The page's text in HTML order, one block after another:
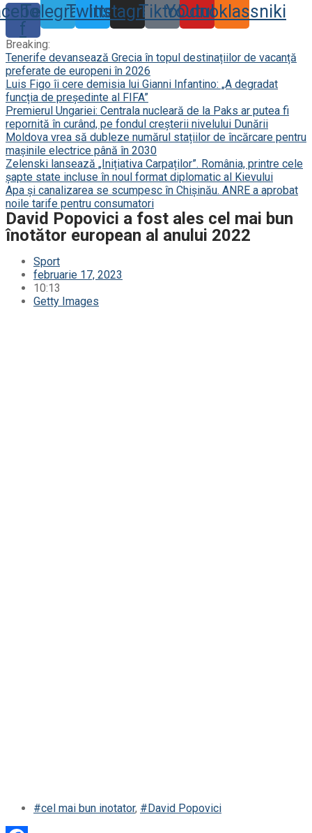
f
TelegramTwitter
Instagram
TiktokYoutube
Odnoklassniki
Breaking:
Tenerife devansează Grecia în topul destinațiilor de vacanță
preferate de europeni în 2026
Luis Figo îi cere demisia lui Gianni Infantino: „A degradat
funcția de președinte al FIFA”
Premierul Ungariei: Centrala nucleară de la Paks ar putea fi
repornită în curând, pe fondul creșterii nivelului Dunării
Moldova vrea să dubleze numărul stațiilor de încărcare pentru
mașinile electrice până în 2030
Zelenski lansează „Inițiativa Carpaților”. România, printre cele
șapte state incluse în noul format diplomatic al Kievului
Apa și canalizarea se scumpesc în Chișinău. ANRE a aprobat
noile tarife pentru consumatori
David Popovici a fost ales cel mai bun
înotător european al anului 2022
Sport
februarie 17, 2023
10:13
Getty Images
#cel mai bun inotator, #David Popovici